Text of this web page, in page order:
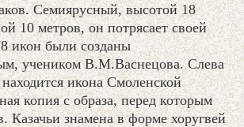
Семиярусный, высотой 18
10 метров, он потрясает своей
икон были созданы
учеником В.М.Васнецова. Слева
икона Смоленской
копия с образа, перед которым
Казачьи знамена в форме хоругвей